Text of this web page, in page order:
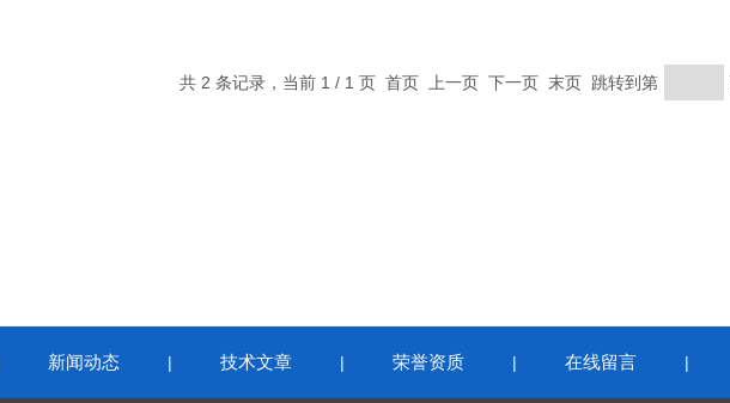
共 2 条记录，当前 1 / 1 页 首页 上一页 下一页 末页 跳转到第
新闻动态 | 技术文章 | 荣誉资质 | 在线留言 |